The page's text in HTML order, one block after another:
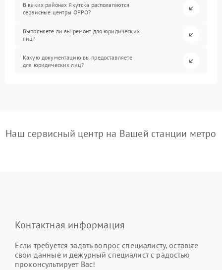
В каких районах Якутска располагаются
сервисные центры OPPO?
Выполняете ли вы ремонт для юридических
лиц?
Какую документацию вы предоставляете
для юридических лиц?
Наш сервисный центр на Вашей станции метро
Контактная информация
Если требуется задать вопрос специалисту, оставьте
свои данные и дежурный специалист с радостью
проконсультирует Вас!